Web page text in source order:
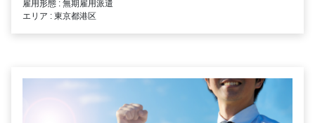
雇用形態 : 無期雇用派遣
エリア : 東京都港区